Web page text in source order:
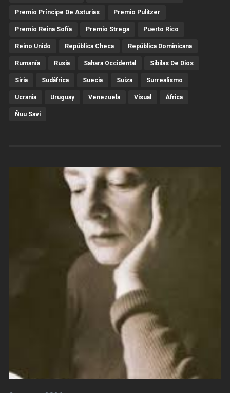
Premio Príncipe De Asturias Premio Pulitzer
Premio Reina Sofía Premio Strega Puerto Rico
Reino Unido República Checa República Dominicana
Rumanía Rusia Sahara Occidental Sibilas De Dios
Siria Sudáfrica Suecia Suiza Surrealismo
Ucrania Uruguay Venezuela Visual África
Ñuu Savi